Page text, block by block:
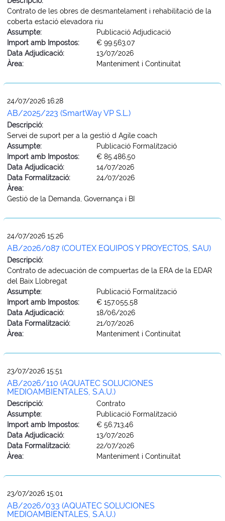
Contrato de les obres de desmantelament i rehabilitació de la
coberta estació elevadora riu
Assumpte:
Publicació Adjudicació
Import amb Impostos:
€ 99.563,07
Data Adjudicació:
13/07/2026
Àrea:
Manteniment i Continuïtat
24/07/2026 16:28
AB/2025/223 (SmartWay VP S.L.)
Descripció:
Servei de suport per a la gestió d Agile coach
Assumpte:
Publicació Formalització
Import amb Impostos:
€ 85.486,50
Data Adjudicació:
14/07/2026
Data Formalització:
24/07/2026
Àrea:
Gestió de la Demanda, Governança i BI
24/07/2026 15:26
AB/2026/087 (COUTEX EQUIPOS Y PROYECTOS, SAU)
Descripció:
Contrato de adecuación de compuertas de la ERA de la EDAR
del Baix Llobregat
Assumpte:
Publicació Formalització
Import amb Impostos:
€ 157.055,58
Data Adjudicació:
18/06/2026
Data Formalització:
21/07/2026
Àrea:
Manteniment i Continuïtat
23/07/2026 15:51
AB/2026/110 (AQUATEC SOLUCIONES
MEDIOAMBIENTALES, S.A.U.)
Descripció:
Contrato
Assumpte:
Publicació Formalització
Import amb Impostos:
€ 56.713,46
Data Adjudicació:
13/07/2026
Data Formalització:
22/07/2026
Àrea:
Manteniment i Continuïtat
23/07/2026 15:01
AB/2026/033 (AQUATEC SOLUCIONES
MEDIOAMBIENTALES, S.A.U.)